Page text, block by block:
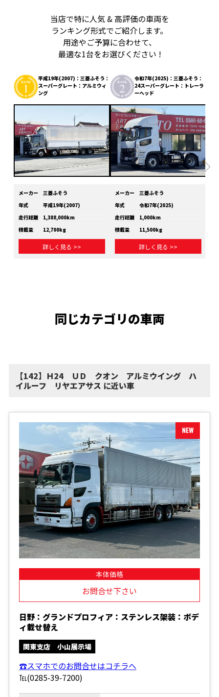
当店で特に人気 & 高評価の車両を
ランキング形式でご紹介します。
用途やご予算に合わせて、
最適な1台をお選びください !
平成19年(2007)：三菱ふそう：
スーパーグレート：アルミウィ
ング
メーカー
三菱ふそう
年式
平成19年(2007)
走行距離
1,388,000km
積載量
12,700kg
詳しく見る >>
令和7年(2025)：三菱ふそう：
24スーパーグレート：トレーラ
ーヘッド
メーカー
三菱ふそう
年式
令和7年(2025)
走行距離
1,000km
積載量
11,500kg
詳しく見る >>
同じカテゴリの車両
【142】Ｈ24 ＵＤ クオン アルミウイング ハ
イルーフ リヤエアサス に近い車
本体価格
お問合せ下さい
日野：グランドプロフィア：ステンレス架装：ボデ
ィ載せ替え
関東支店 小山展示場
☎スマホでのお問合せはコチラへ
℡(0285-39-7200)